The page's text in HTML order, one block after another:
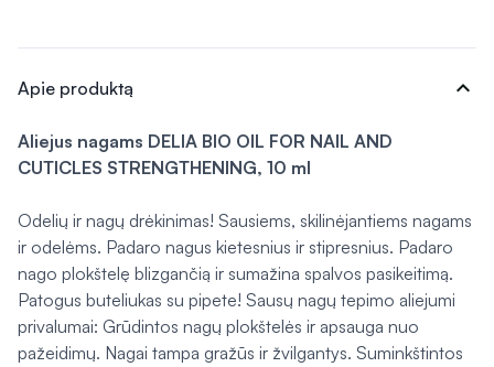
Apie produktą expand_more
Aliejus nagams DELIA BIO OIL FOR NAIL AND
CUTICLES STRENGTHENING, 10 ml
Odelių ir nagų drėkinimas! Sausiems, skilinėjantiems nagams
ir odelėms. Padaro nagus kietesnius ir stipresnius. Padaro
nago plokštelę blizgančią ir sumažina spalvos pasikeitimą.
Patogus buteliukas su pipete! Sausų nagų tepimo aliejumi
privalumai: Grūdintos nagų plokštelės ir apsauga nuo
pažeidimų. Nagai tampa gražūs ir žvilgantys. Suminkštintos